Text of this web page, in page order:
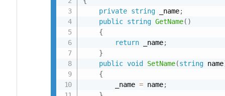
private string _name;
public string GetName( )
{
return _name;
}
public void SetName(string name
{
        _name
= name;